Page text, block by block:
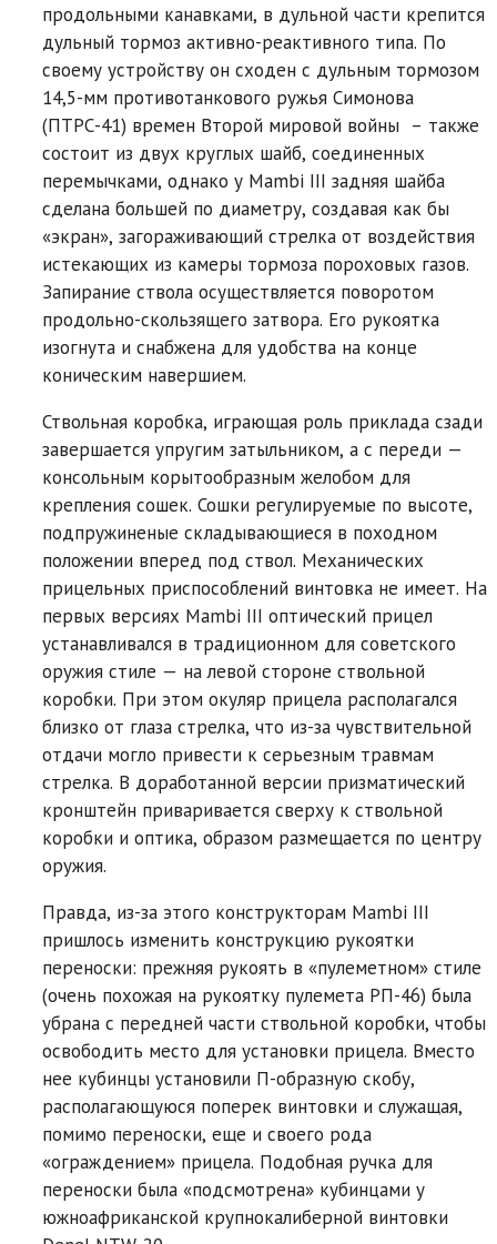
продольными канавками, в дульной части крепится
дульный тормоз активно-реактивного типа. По
своему устройству он сходен с дульным тормозом
14,5-мм противотанкового ружья Симонова
(ПТРС-41) времен Второй мировой войны – также
состоит из двух круглых шайб, соединенных
перемычками, однако у Mambi III задняя шайба
сделана большей по диаметру, создавая как бы
«экран», загораживающий стрелка от воздействия
истекающих из камеры тормоза пороховых газов.
Запирание ствола осуществляется поворотом
продольно-скользящего затвора. Eго рукоятка
изогнута и снабжена для удобства на конце
коническим навершием.
Ствольная коробка, играющая роль приклада сзади
завершается упругим затыльником, а с переди —
консольным корытообразным желобом для
крепления сошек. Сошки регулируемые по высоте,
подпружиненые складывающиеся в походном
положении вперед под ствол. Механических
прицельных приспособлений винтовка не имеет. На
первых версиях Mambi III оптический прицел
устанавливался в традиционном для советского
оружия стиле — на левой стороне ствольной
коробки. При этом окуляр прицела располагался
близко от глаза стрелка, что из-за чувствительной
отдачи могло привести к серьезным травмам
стрелка. В доработанной версии призматический
кронштейн приваривается сверху к ствольной
коробки и оптика, образом размещается по центру
оружия.
Правда, из-за этого конструкторам Mambi III
пришлось изменить конструкцию рукоятки
переноски: прежняя рукоять в «пулеметном» стиле
(очень похожая на рукоятку пулемета РП-46) была
убрана с передней части ствольной коробки, чтобы
освободить место для установки прицела. Вместо
нее кубинцы установили П-образную скобу,
располагающуюся поперек винтовки и служащая,
помимо переноски, еще и своего рода
«ограждением» прицела. Подобная ручка для
переноски была «подсмотрена» кубинцами у
южноафриканской крупнокалиберной винтовки